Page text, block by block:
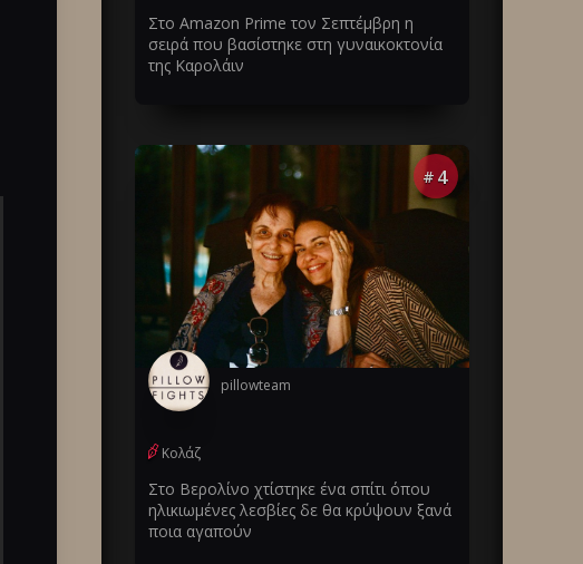
Στο Amazon Prime τον Σεπτέμβρη η
σειρά που βασίστηκε στη γυναικοκτονία
της Καρολάιν
# 4
pillowteam
Κολάζ
Στο Βερολίνο χτίστηκε ένα σπίτι όπου
ηλικιωμένες λεσβίες δε θα κρύψουν ξανά
ποια αγαπούν